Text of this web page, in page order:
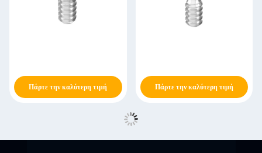
Πάρτε την καλύτερη τιμή Πάρτε την καλύτερη τιμή